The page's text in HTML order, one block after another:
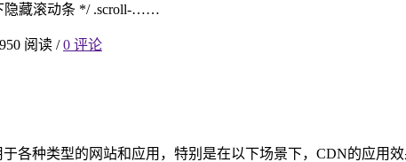
隐藏滚动条 */ .scroll-……
阅读 / 0 评论
各种类型的网站和应用，特别是在以下场景下，CDN的应